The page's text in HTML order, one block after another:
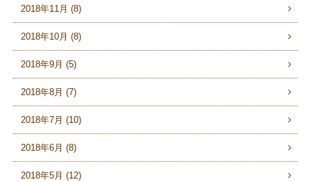
2018年11月 (8)
2018年10月 (8)
2018年9月 (5)
2018年8月 (7)
2018年7月 (10)
2018年6月 (8)
2018年5月 (12)